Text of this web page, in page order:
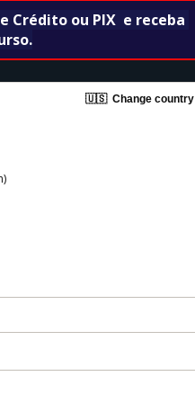
Crédito ou PIX  e receba
🇺🇸 Change country